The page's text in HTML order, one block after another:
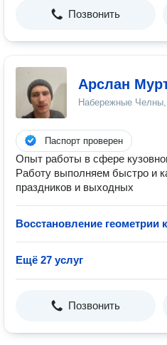
Позвонить
Арслан
Набережные
Паспорт проверен
Опыт работы в сфере
Работу выполняем быстро и
праздников и выходных
Восстановление геометрии
Ещё 27 услуг
Позвонить